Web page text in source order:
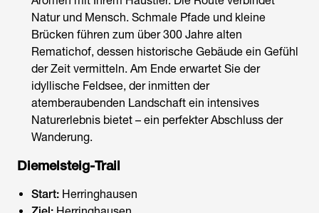
Natur und Mensch. Schmale Pfade und kleine
Brücken führen zum über 300 Jahre alten
Rematichof, dessen historische Gebäude ein Gefühl
der Zeit vermitteln. Am Ende erwartet Sie der
idyllische Feldsee, der inmitten der
atemberaubenden Landschaft ein intensives
Naturerlebnis bietet – ein perfekter Abschluss der
Wanderung.
Diemelsteig-Trail
Start: Herringhausen